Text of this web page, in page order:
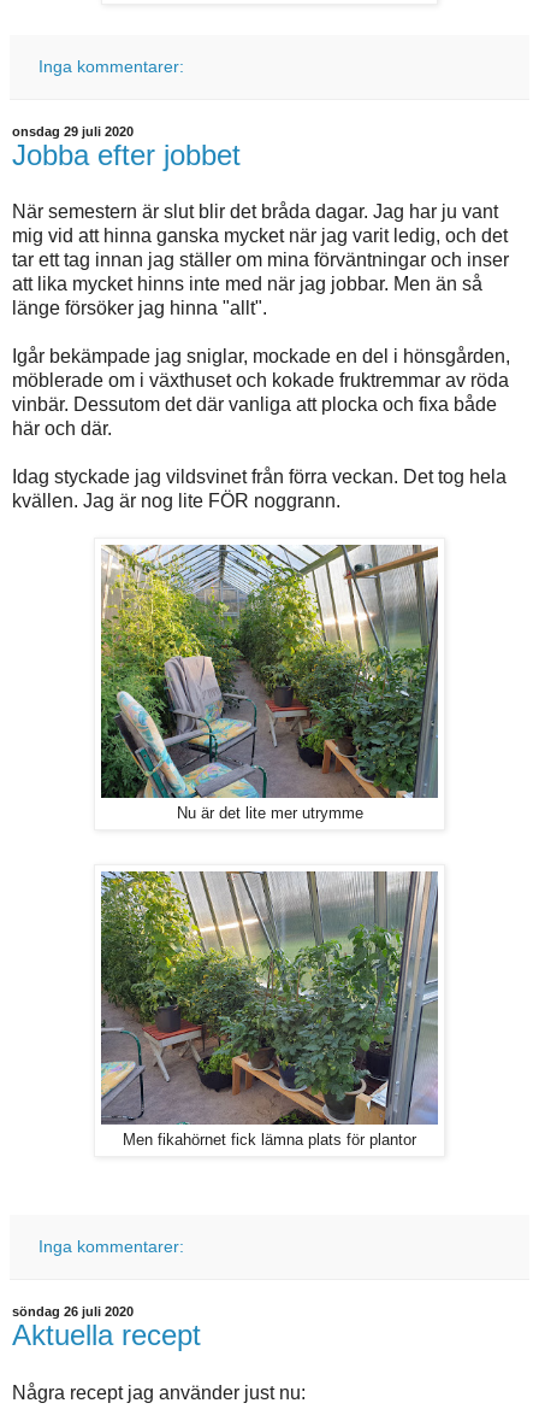
Inga kommentarer:
onsdag 29 juli 2020
Jobba efter jobbet
När semestern är slut blir det bråda dagar. Jag har ju vant
mig vid att hinna ganska mycket när jag varit ledig, och det
tar ett tag innan jag ställer om mina förväntningar och inser
att lika mycket hinns inte med när jag jobbar. Men än så
länge försöker jag hinna "allt".
Igår bekämpade jag sniglar, mockade en del i hönsgården,
möblerade om i växthuset och kokade fruktremmar av röda
vinbär. Dessutom det där vanliga att plocka och fixa både
här och där.
Idag styckade jag vildsvinet från förra veckan. Det tog hela
kvällen. Jag är nog lite FÖR noggrann.
Nu är det lite mer utrymme
Men fikahörnet fick lämna plats för plantor
Inga kommentarer:
söndag 26 juli 2020
Aktuella recept
Några recept jag använder just nu: